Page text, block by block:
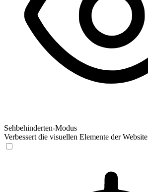
Sehbehinderten-Modus
Verbessert die visuellen Elemente der Website